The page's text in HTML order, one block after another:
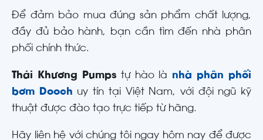
Để đảm bảo mua đúng sản phẩm chất lượng,
đầy đủ bảo hành, bạn cần tìm đến nhà phân
phối chính thức.
Thái Khương Pumpstự hào là nhà phân phối
bơm Dooch uy tín tại Việt Nam, với đội ngũ kỹ
thuật được đào tạo trực tiếp từ hãng.
Hãy liên hệ với chúng tôi ngay hôm nay để được